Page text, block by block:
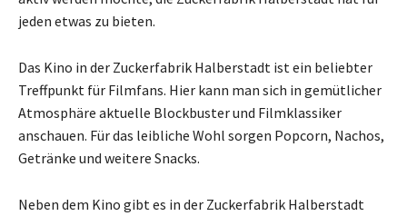
jeden etwas zu bieten.
Das Kino in der Zuckerfabrik Halberstadt ist ein beliebter
Treffpunkt für Filmfans. Hier kann man sich in gemütlicher
Atmosphäre aktuelle Blockbuster und Filmklassiker
anschauen. Für das leibliche Wohl sorgen Popcorn, Nachos,
Getränke und weitere Snacks.
Neben dem Kino gibt es in der Zuckerfabrik Halberstadt